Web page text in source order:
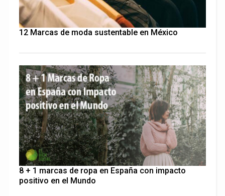
12 Marcas de moda sustentable en México
8 + 1 marcas de ropa en España con impacto
positivo en el Mundo